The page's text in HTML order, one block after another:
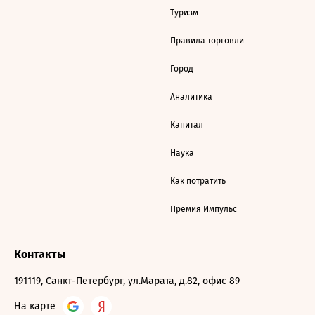
Туризм
Правила торговли
Город
Аналитика
Капитал
Наука
Как потратить
Премия Импульс
Контакты
191119, Санкт-Петербург, ул.Марата, д.82, офис 89
На карте